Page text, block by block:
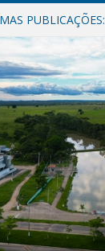
PUBLICAÇÕES: